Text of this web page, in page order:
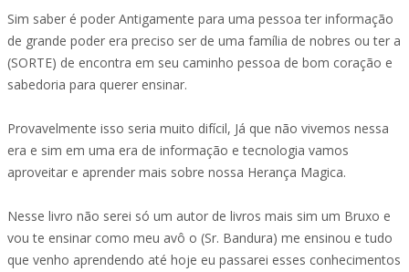
Sim saber é poder Antigamente para uma pessoa ter informação
de grande poder era preciso ser de uma família de nobres ou ter a
(SORTE) de encontra em seu caminho pessoa de bom coração e
sabedoria para querer ensinar.
Provavelmente isso seria muito difícil, Já que não vivemos nessa
era e sim em uma era de informação e tecnologia vamos
aproveitar e aprender mais sobre nossa Herança Magica.
Nesse livro não serei só um autor de livros mais sim um Bruxo e
vou te ensinar como meu avô o (Sr. Bandura) me ensinou e tudo
que venho aprendendo até hoje eu passarei esses conhecimentos